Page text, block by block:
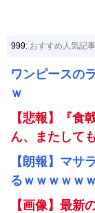
999: おすすめ人気記事
ワンピースの
ｗ
【悲報】『食
ん、またして
【朗報】マサ
るｗｗｗｗｗｗ
【画像】最新